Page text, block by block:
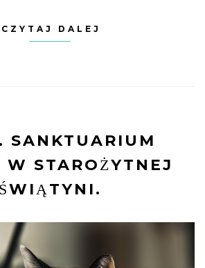
CZYTAJ DALEJ
SANKTUARIUM
W STAROŻYTNEJ
ŚWIĄTYNI.